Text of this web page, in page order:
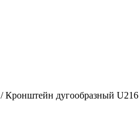
/ Кронштейн дугообразный U216